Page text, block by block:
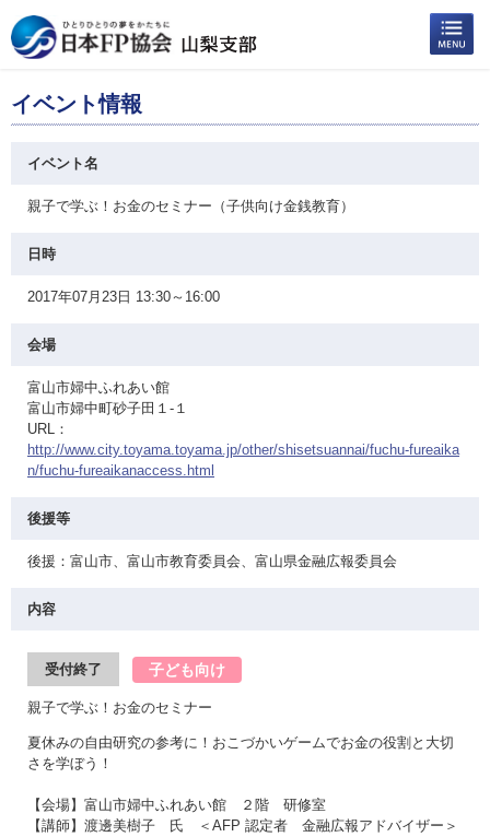
イベント情報
イベント名
親子で学ぶ！お金のセミナー（子供向け金銭教育）
日時
2017年07月23日 13:30～16:00
会場
富山市婦中ふれあい館
富山市婦中町砂子田１-１
URL：
http://www.city.toyama.toyama.jp/other/shisetsuannai/fuchu-fureaika
n/fuchu-fureaikanaccess.html
後援等
後援：富山市、富山市教育委員会、富山県金融広報委員会
内容
受付終了 子ども向け
親子で学ぶ！お金のセミナー
夏休みの自由研究の参考に！おこづかいゲームでお金の役割と大切
さを学ぼう！
【会場】富山市婦中ふれあい館 ２階 研修室
【講師】渡邊美樹子 氏 ＜AFP 認定者 金融広報アドバイザー＞